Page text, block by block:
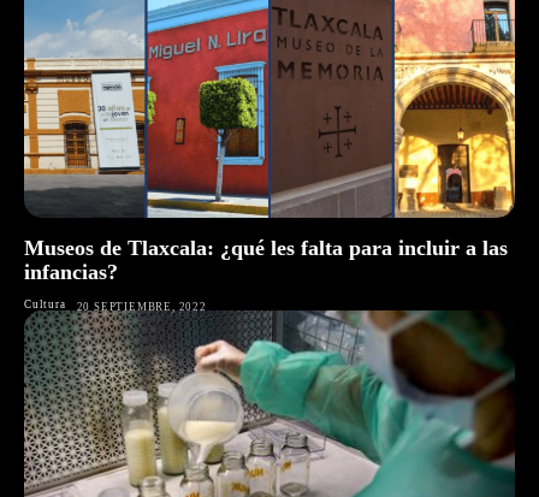
Museos de Tlaxcala: ¿qué les falta para incluir a las
infancias?
Cultura 20 SEPTIEMBRE, 2022